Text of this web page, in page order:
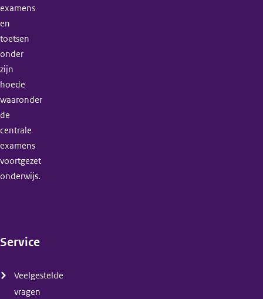
examens
en
toetsen
onder
zijn
hoede
waaronder
de
centrale
examens
voortgezet
onderwijs.
Service
Veelgestelde
vragen